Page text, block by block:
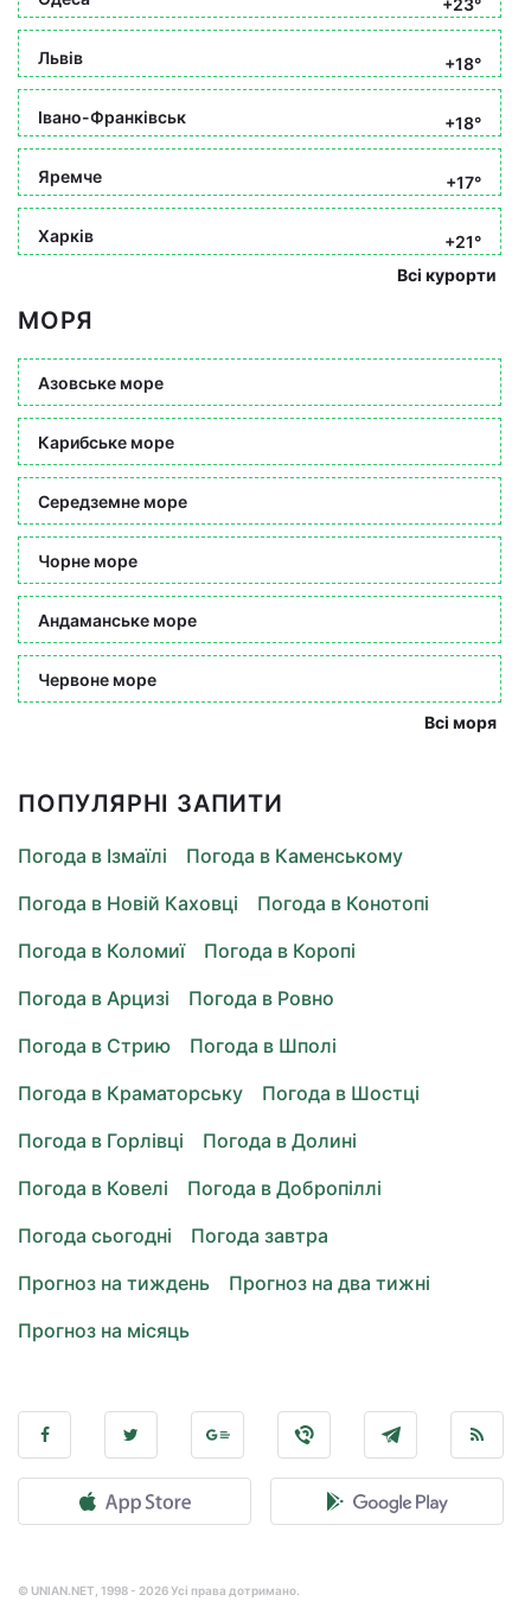
+23°
Львів +18°
Івано-Франківськ +18°
Яремче +17°
Харків
+21°
Всі курорти
МОРЯ
Азовське море
Карибське море
Середземне море
Чорне море
Андаманське море
Червоне море
Всі моря
ПОПУЛЯРНІ ЗАПИТИ
Погода в Ізмаїлі
Погода в Каменському
Погода в Новій Каховці
Погода в Конотопі
Погода в Коломиї
Погода в Коропі
Погода в Арцизі
Погода в Ровно
Погода в Стрию
Погода в Шполі
Погода в Краматорську
Погода в Шостці
Погода в Горлівці
Погода в Долині
Погода в Ковелі
Погода в Добропіллі
Погода сьогодні
Погода завтра
Прогноз на тиждень
Прогноз на два тижні
Прогноз на місяць
© UNIAN.NET, 1998 - 2026 Усі права дотримано.